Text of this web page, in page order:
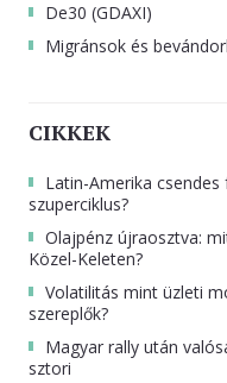
De30 (GDAXI)
Migránsok és
CIKKEK
Latin-Amerika
szuperciklus?
Olajpénz újraosztva:
Közel-Keleten?
Volatilitás mint üzleti
szereplők?
Magyar rally után
sztori